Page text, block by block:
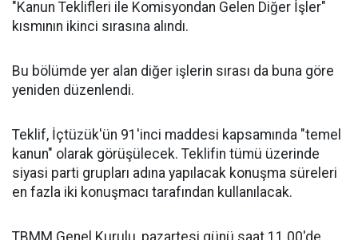
"Kanun Teklifleri ile Komisyondan Gelen Diğer İşler"
kısmının ikinci sırasına alındı.
Bu bölümde yer alan diğer işlerin sırası da buna göre
yeniden düzenlendi.
Teklif, İçtüzük'ün 91'inci maddesi kapsamında "temel
kanun" olarak görüşülecek. Teklifin tümü üzerinde
siyasi parti grupları adına yapılacak konuşma süreleri
en fazla iki konuşmacı tarafından kullanılacak.